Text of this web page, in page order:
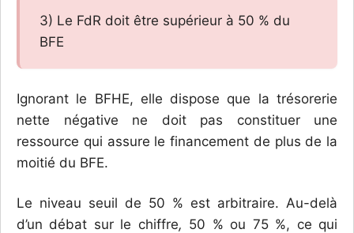
3) Le FdR doit être supérieur à 50 % du
BFE
Ignorant le BFHE, elle dispose que la trésorerie
nette négative ne doit pas constituer une
ressource qui assure le financement de plus de la
moitié du BFE.
Le niveau seuil de 50 % est arbitraire. Au-delà
d’un débat sur le chiffre, 50 % ou 75 %, ce qui